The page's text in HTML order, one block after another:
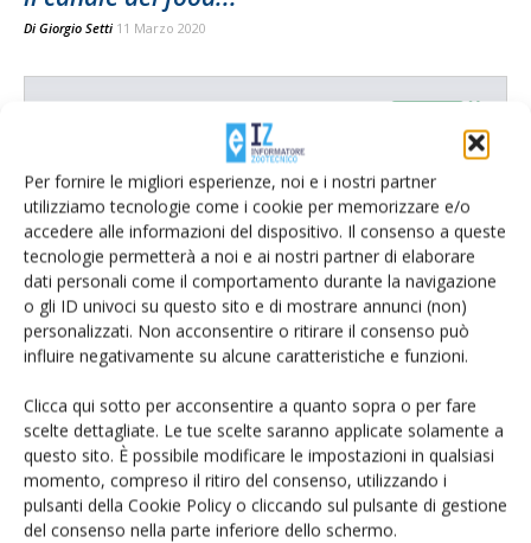
Per fornire le migliori esperienze, noi e i nostri partner
utilizziamo tecnologie come i cookie per memorizzare e/o
accedere alle informazioni del dispositivo. Il consenso a queste
tecnologie permetterà a noi e ai nostri partner di elaborare
dati personali come il comportamento durante la navigazione
o gli ID univoci su questo sito e di mostrare annunci (non)
personalizzati. Non acconsentire o ritirare il consenso può
influire negativamente su alcune caratteristiche e funzioni.
Clicca qui sotto per acconsentire a quanto sopra o per fare
scelte dettagliate. Le tue scelte saranno applicate solamente a
questo sito. È possibile modificare le impostazioni in qualsiasi
momento, compreso il ritiro del consenso, utilizzando i
pulsanti della Cookie Policy o cliccando sul pulsante di gestione
del consenso nella parte inferiore dello schermo.
Di Giorgio Setti 11 Marzo 2020
Tecniche, prodotti e servizi dalle aziende
Un modo semplice per cercare un'azienda o un
prodotto!
Cerca adesso